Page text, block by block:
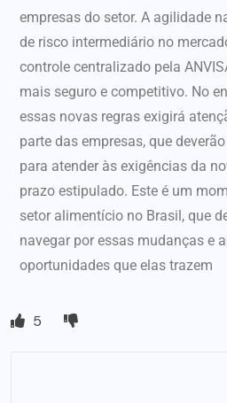
empresas do setor. A agilidade
de risco intermediário no
controle centralizado pela
mais seguro e competitivo. No
essas novas regras exigirá
parte das empresas, que
para atender às exigências da
prazo estipulado. Este é um
setor alimentício no Brasil, que
navegar por essas mudanças e
oportunidades que elas trazem
5